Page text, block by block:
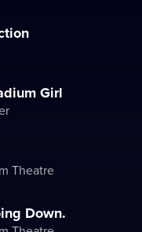
Girl
Theatre
Down.